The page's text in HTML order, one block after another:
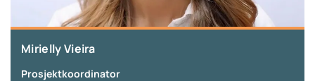
Mirielly Vieira
Prosjektkoordinator